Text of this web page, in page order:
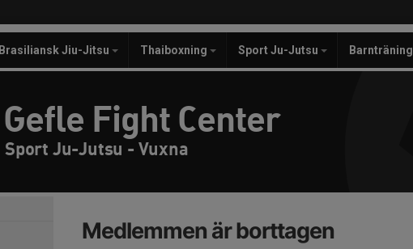
Brasiliansk Jiu-Jitsu Thaiboxning Sport Ju-Jutsu Barnträning
Gefle Fight Center
Sport Ju-Jutsu - Vuxna
Medlemmen är borttagen